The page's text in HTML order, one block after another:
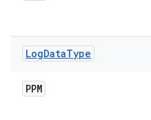
LogDataType
PPM